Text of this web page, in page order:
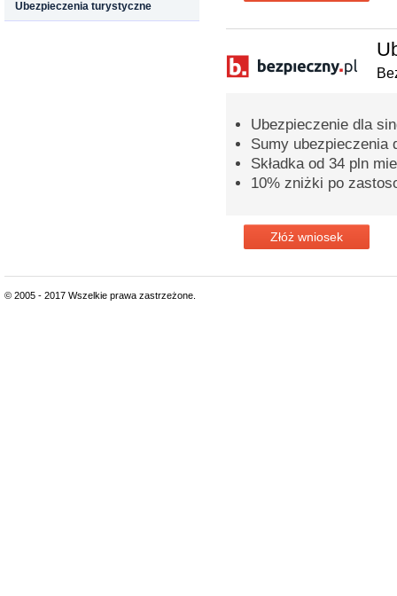
Ubezpieczenia turystyczne
Ubezpieczenie dla
Sumy ubezpieczenia
Składka od 34 pln
10% zniżki po
Złóż wniosek
© 2005 - 2017 Wszelkie prawa zastrzeżone.